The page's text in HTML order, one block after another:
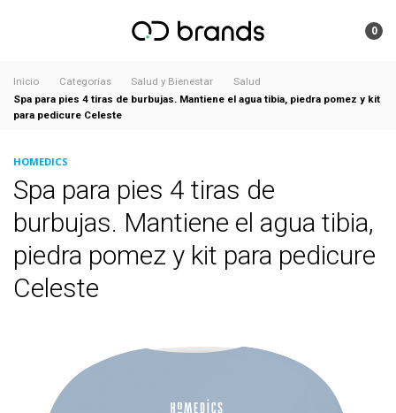
0
Inicio Categorías Salud y Bienestar
Salud
Spa para pies 4 tiras de burbujas. Mantiene el agua tibia, piedra pomez y kit
para pedicure Celeste
HOMEDICS
Spa para pies 4 tiras de
burbujas. Mantiene el agua tibia,
piedra pomez y kit para pedicure
Celeste